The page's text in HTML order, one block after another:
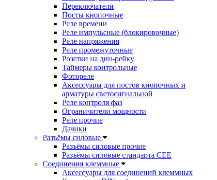
Переключатели
Посты кнопочные
Реле времени
Реле импульсные (блокировочные)
Реле напряжения
Реле промежуточные
Розетки на дин-рейку
Таймеры контрольные
Фотореле
Аксессуары для постов кнопочных и
арматуры светосигнальной
Реле контроля фаз
Ограничители мощности
Реле прочие
Дачики
Разъёмы силовые
Разъёмы силовые прочие
Разъёмы силовые стандарта CEE
Соединения клеммные
Аксессуары для соединений клеммных